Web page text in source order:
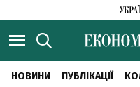
НОВИНИ ПУБЛІКАЦІЇ